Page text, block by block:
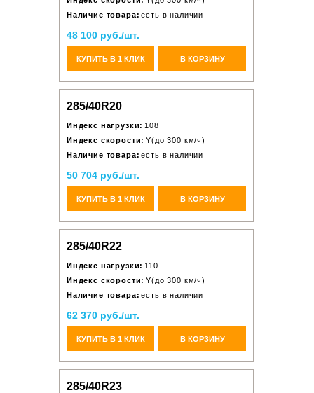
Наличие товара: есть в наличии
48 100 руб./шт.
КУПИТЬ В 1 КЛИК В КОРЗИНУ
285/40R20
Индекс нагрузки: 108
Индекс скорости: Y(до 300 км/ч)
Наличие товара: есть в наличии
50 704 руб./шт.
КУПИТЬ В 1 КЛИК В КОРЗИНУ
285/40R22
Индекс нагрузки: 110
Индекс скорости: Y(до 300 км/ч)
Наличие товара: есть в наличии
62 370 руб./шт.
КУПИТЬ В 1 КЛИК В КОРЗИНУ
285/40R23